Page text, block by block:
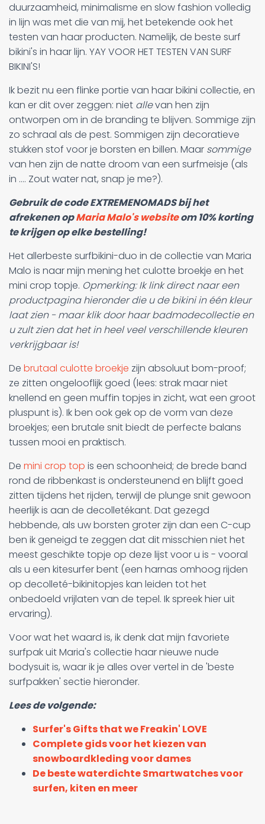
duurzaamheid, minimalisme en slow fashion volledig
in lijn was met die van mij, het betekende ook het
testen van haar producten. Namelijk, de beste surf
bikini's in haar lijn. YAY VOOR HET TESTEN VAN SURF
BIKINI'S!
Ik bezit nu een flinke portie van haar bikini collectie, en
kan er dit over zeggen: niet allevan hen zijn
ontworpen om in de branding te blijven. Sommige zijn
zo schraal als de pest. Sommigen zijn decoratieve
stukken stof voor je borsten en billen. Maar sommige
van hen zijn de natte droom van een surfmeisje (als
in .... Zout water nat, snap je me?).
Gebruik de code EXTREMENOMADS bij het
afrekenen opMaria Malo's websiteom 10% korting
te krijgen op elke bestelling!
Het allerbeste surfbikini-duo in de collectie van Maria
Malo is naar mijn mening het culotte broekje en het
mini crop topje. Opmerking: Ik link direct naar een
productpagina hieronder die u de bikini in één kleur
laat zien - maar klik door haar badmodecollectie en
u zult zien dat het in heel veel verschillende kleuren
verkrijgbaar is!
De brutaal culotte broekje zijn absoluut bom-proof;
ze zitten ongelooflijk goed (lees: strak maar niet
knellend en geen muffin topjes in zicht, wat een groot
pluspunt is). Ik ben ook gek op de vorm van deze
broekjes; een brutale snit biedt de perfecte balans
tussen mooi en praktisch.
De mini crop top is een schoonheid; de brede band
rond de ribbenkast is ondersteunend en blijft goed
zitten tijdens het rijden, terwijl de plunge snit gewoon
heerlijk is aan de decolletékant. Dat gezegd
hebbende, als uw borsten groter zijn dan een C-cup
ben ik geneigd te zeggen dat dit misschien niet het
meest geschikte topje op deze lijst voor u is - vooral
als u een kitesurfer bent (een harnas omhoog rijden
op decolleté-bikinitopjes kan leiden tot het
onbedoeld vrijlaten van de tepel. Ik spreek hier uit
ervaring).
Voor wat het waard is, ik denk dat mijn favoriete
surfpak uit Maria's collectie haar nieuwe nude
bodysuit is, waar ik je alles over vertel in de 'beste
surfpakken' sectie hieronder.
Lees de volgende:
Surfer's Gifts that we Freakin' LOVE
Complete gids voor het kiezen van
snowboardkleding voor dames
De beste waterdichte Smartwatches voor
surfen, kiten en meer